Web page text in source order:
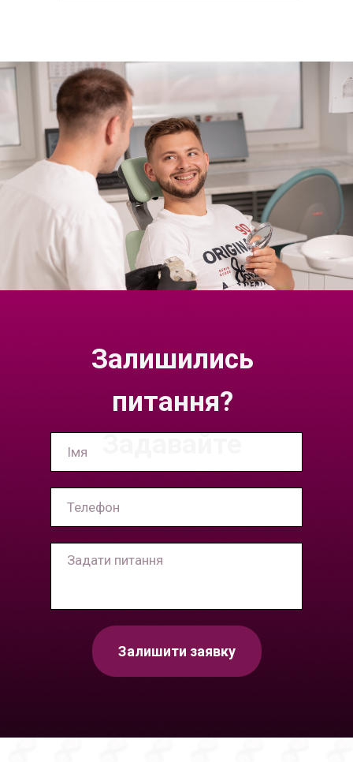
Залишити заявку
Залишились
питання?